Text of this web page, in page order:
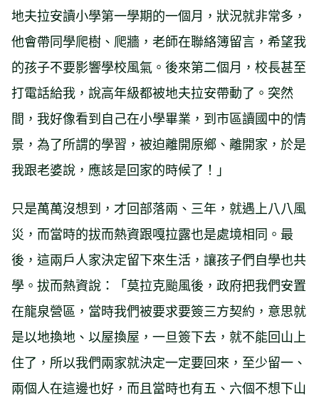
地夫拉安讀小學第一學期的一個月，狀況就非常多，
他會帶同學爬樹、爬牆，老師在聯絡簿留言，希望我
的孩子不要影響學校風氣。後來第二個月，校長甚至
打電話給我，說高年級都被地夫拉安帶動了。突然
間，我好像看到自己在小學畢業，到市區讀國中的情
景，為了所謂的學習，被迫離開原鄉、離開家，於是
我跟老婆說，應該是回家的時候了！」
只是萬萬沒想到，才回部落兩、三年，就遇上八八風
災，而當時的拔而熱資跟嘎拉露也是處境相同。最
後，這兩戶人家決定留下來生活，讓孩子們自學也共
學。拔而熱資說：「莫拉克颱風後，政府把我們安置
在龍泉營區，當時我們被要求要簽三方契約，意思就
是以地換地、以屋換屋，一旦簽下去，就不能回山上
住了，所以我們兩家就決定一定要回來，至少留一、
兩個人在這邊也好，而且當時也有五、六個不想下山